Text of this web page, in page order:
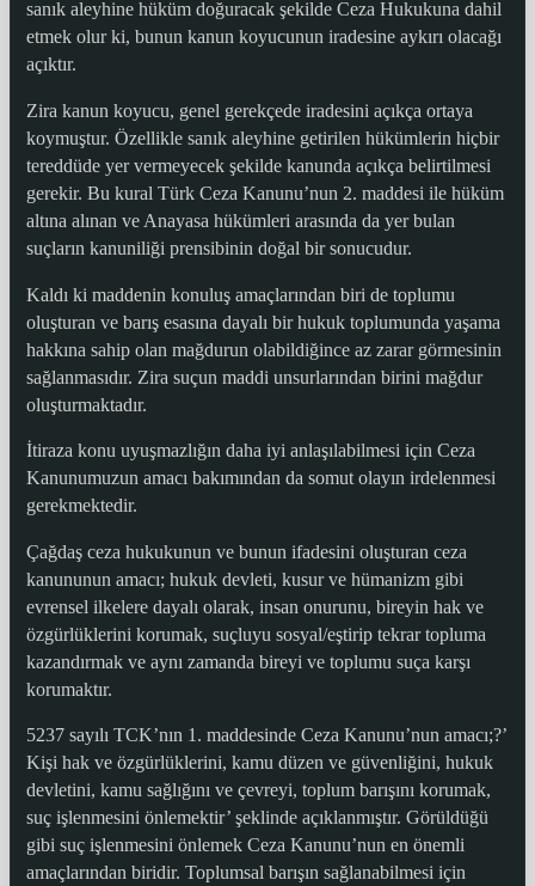
sanık aleyhine hüküm doğuracak şekilde Ceza Hukukuna dahil
etmek olur ki, bunun kanun koyucunun iradesine aykırı olacağı
açıktır.
Zira kanun koyucu, genel gerekçede iradesini açıkça ortaya
koymuştur. Özellikle sanık aleyhine getirilen hükümlerin hiçbir
tereddüde yer vermeyecek şekilde kanunda açıkça belirtilmesi
gerekir. Bu kural Türk Ceza Kanunu’nun 2. maddesi ile hüküm
altına alınan ve Anayasa hükümleri arasında da yer bulan
suçların kanuniliği prensibinin doğal bir sonucudur.
Kaldı ki maddenin konuluş amaçlarından biri de toplumu
oluşturan ve barış esasına dayalı bir hukuk toplumunda yaşama
hakkına sahip olan mağdurun olabildiğince az zarar görmesinin
sağlanmasıdır. Zira suçun maddi unsurlarından birini mağdur
oluşturmaktadır.
İtiraza konu uyuşmazlığın daha iyi anlaşılabilmesi için Ceza
Kanunumuzun amacı bakımından da somut olayın irdelenmesi
gerekmektedir.
Çağdaş ceza hukukunun ve bunun ifadesini oluşturan ceza
kanununun amacı; hukuk devleti, kusur ve hümanizm gibi
evrensel ilkelere dayalı olarak, insan onurunu, bireyin hak ve
özgürlüklerini korumak, suçluyu sosyal/eştirip tekrar topluma
kazandırmak ve aynı zamanda bireyi ve toplumu suça karşı
korumaktır.
5237 sayılı TCK’nın 1. maddesinde Ceza Kanunu’nun amacı;?’
Kişi hak ve özgürlüklerini, kamu düzen ve güvenliğini, hukuk
devletini, kamu sağlığını ve çevreyi, toplum barışını korumak,
suç işlenmesini önlemektir’ şeklinde açıklanmıştır. Görüldüğü
gibi suç işlenmesini önlemek Ceza Kanunu’nun en önemli
amaçlarından biridir. Toplumsal barışın sağlanabilmesi için